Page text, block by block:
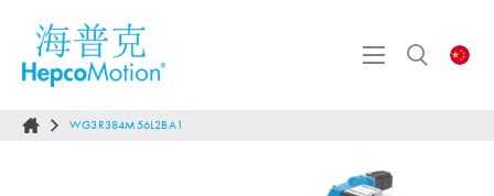
WG3R384M56L2BA1